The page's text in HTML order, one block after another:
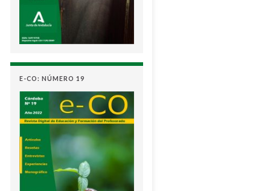
E-CO: NÚMERO 19